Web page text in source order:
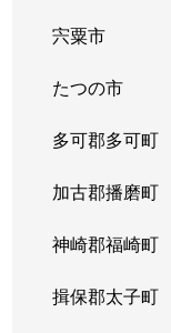
宍粟市
たつの市
多可郡多可町
加古郡播磨町
神崎郡福崎町
揖保郡太子町